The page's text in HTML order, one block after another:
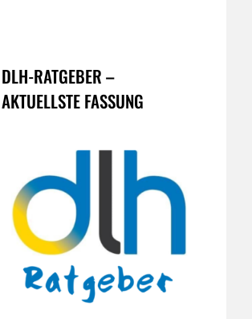
DLH-RATGEBER –
AKTUELLSTE FASSUNG